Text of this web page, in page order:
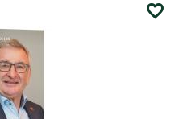
favorite_border